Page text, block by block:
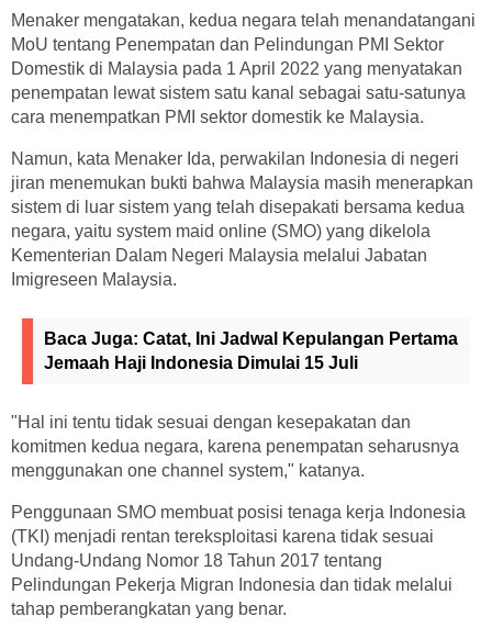
Menaker mengatakan, kedua negara telah menandatangani
MoU tentang Penempatan dan Pelindungan PMI Sektor
Domestik di Malaysia pada 1 April 2022 yang menyatakan
penempatan lewat sistem satu kanal sebagai satu-satunya
cara menempatkan PMI sektor domestik ke Malaysia.
Namun, kata Menaker Ida, perwakilan Indonesia di negeri
jiran menemukan bukti bahwa Malaysia masih menerapkan
sistem di luar sistem yang telah disepakati bersama kedua
negara, yaitu system maid online (SMO) yang dikelola
Kementerian Dalam Negeri Malaysia melalui Jabatan
Imigreseen Malaysia.
Baca Juga: Catat, Ini Jadwal Kepulangan Pertama
Jemaah Haji Indonesia Dimulai 15 Juli
"Hal ini tentu tidak sesuai dengan kesepakatan dan
komitmen kedua negara, karena penempatan seharusnya
menggunakan one channel system," katanya.
Penggunaan SMO membuat posisi tenaga kerja Indonesia
(TKI) menjadi rentan tereksploitasi karena tidak sesuai
Undang-Undang Nomor 18 Tahun 2017 tentang
Pelindungan Pekerja Migran Indonesia dan tidak melalui
tahap pemberangkatan yang benar.